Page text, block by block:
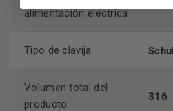
alimentación eléctrica
Tipo de clavija
Volumen total del
producto
316